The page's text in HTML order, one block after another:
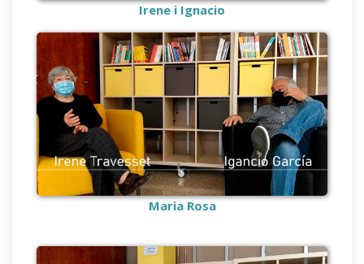
Irene i Ignacio
Maria Rosa